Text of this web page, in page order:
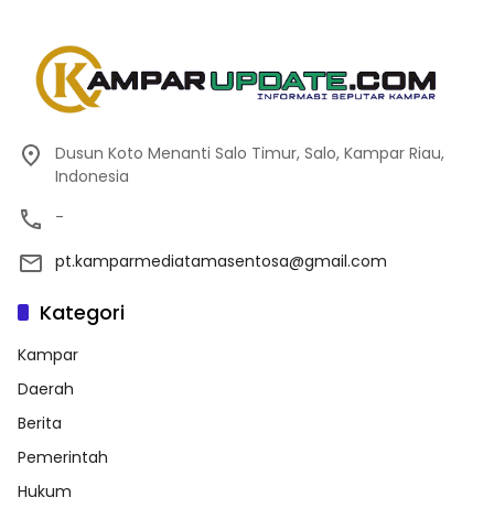
Dusun Koto Menanti Salo Timur, Salo, Kampar Riau,
Indonesia
-
pt.kamparmediatamasentosa@gmail.com
Kategori
Kampar
Daerah
Berita
Pemerintah
Hukum